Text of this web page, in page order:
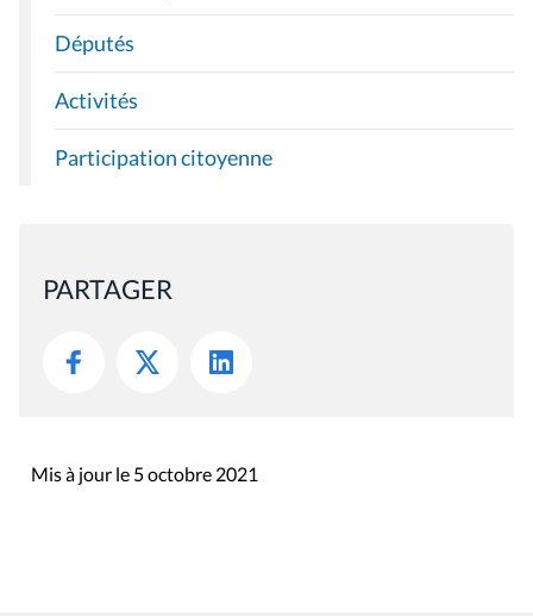
Députés
Activités
Participation citoyenne
PARTAGER
Mis à jour le 5 octobre 2021